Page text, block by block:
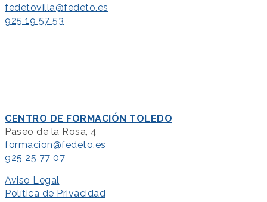
fedetovilla@fedeto.es
925 19 57 53
CENTRO DE FORMACIÓN TOLEDO
Paseo de la Rosa, 4
formacion@fedeto.es
925 25 77 07
Aviso Legal
Política de Privacidad